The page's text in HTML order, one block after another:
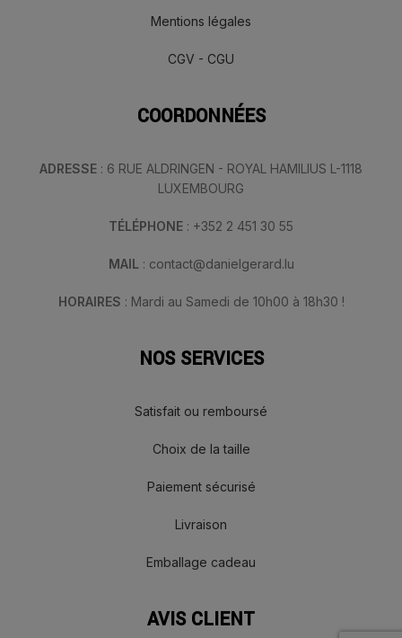
Mentions légales
CGV - CGU
COORDONNÉES
ADRESSE : 6 RUE ALDRINGEN - ROYAL HAMILIUS L-1118
LUXEMBOURG
TÉLÉPHONE : +352 2 451 30 55
MAIL : contact@danielgerard.lu
HORAIRES : Mardi au Samedi de 10h00 à 18h30 !
NOS SERVICES
Satisfait ou remboursé
Choix de la taille
Paiement sécurisé
Livraison
Emballage cadeau
AVIS CLIENT